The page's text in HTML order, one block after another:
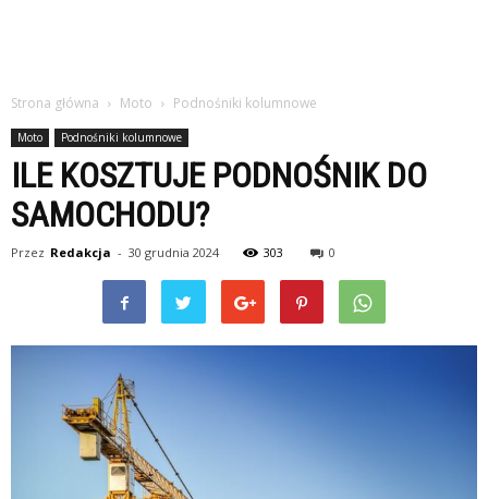
Strona główna Moto Podnośniki kolumnowe
Moto Podnośniki kolumnowe
ILE KOSZTUJE PODNOŚNIK DO
SAMOCHODU?
Przez Redakcja - 30 grudnia 2024 303 0